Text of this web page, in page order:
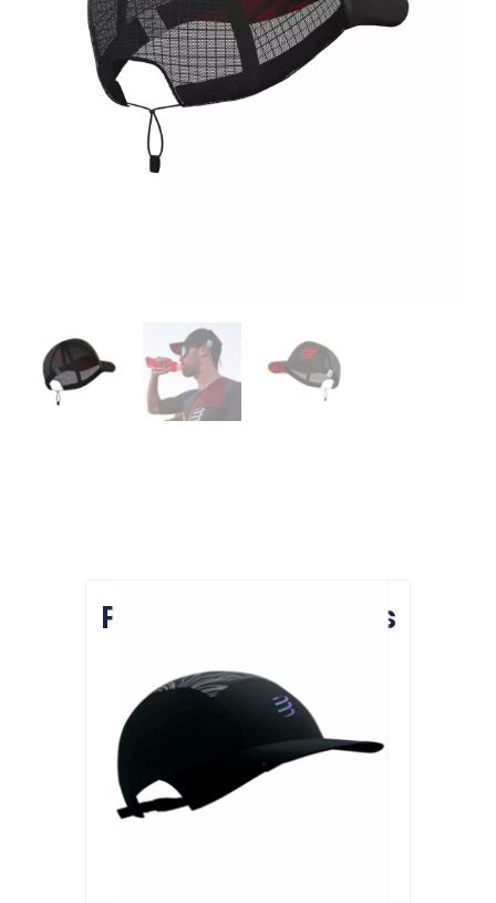
Produits similaires